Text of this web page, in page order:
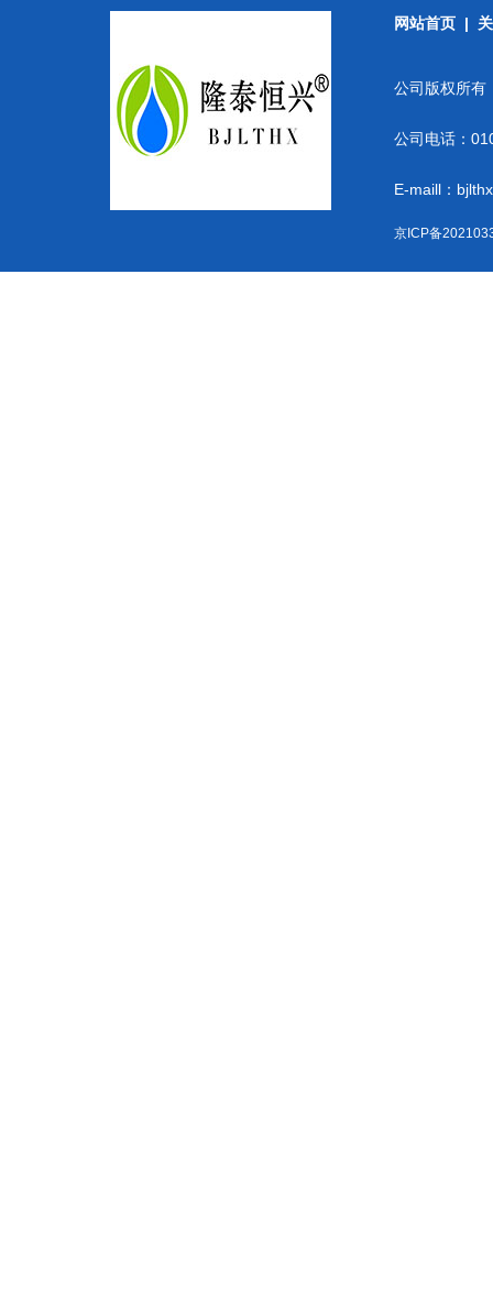
网站首页 |
公司版权所有
公司电话：
E-maill：
京ICP备